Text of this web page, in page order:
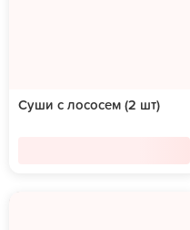
Суши с лососем (2 шт)